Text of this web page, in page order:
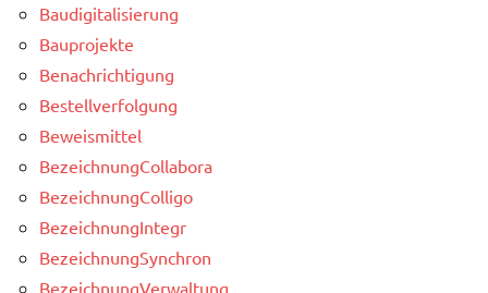
Baudigitalisierung
Bauprojekte
Benachrichtigung
Bestellverfolgung
Beweismittel
BezeichnungCollabora
BezeichnungColligo
BezeichnungIntegr
BezeichnungSynchron
BezeichnungVerwaltung